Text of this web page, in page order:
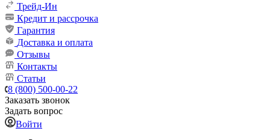
Трейд-Ин
Кредит и рассрочка
Гарантия
Доставка и оплата
Отзывы
Контакты
Статьи
8 (800) 500-00-22
Заказать звонок
Задать вопрос
Войти